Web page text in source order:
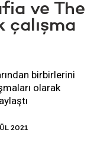
ve The
çalışma
birbirlerini
olarak
2021